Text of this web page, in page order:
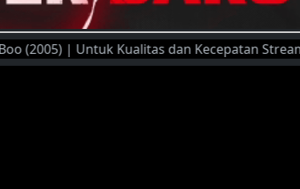
| Untuk Kualitas dan Kecepatan